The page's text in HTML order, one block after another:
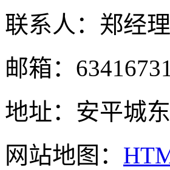
联系人：郑经
邮箱：
地址：安平城
网站地图：